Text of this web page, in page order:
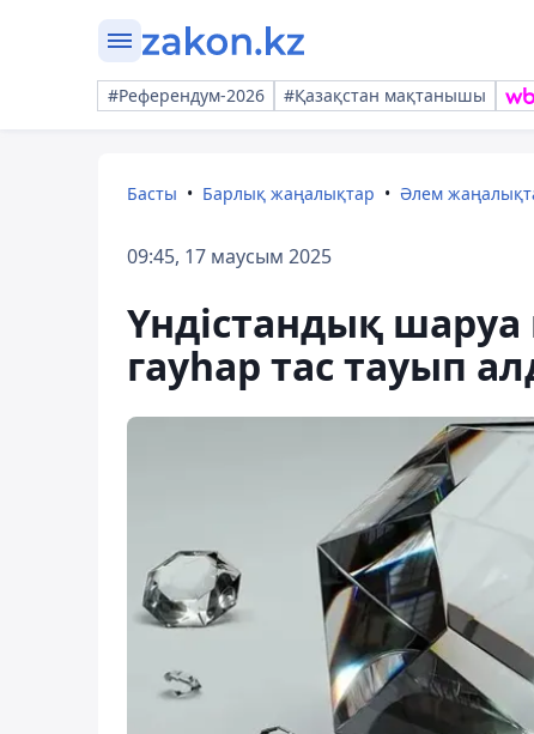
#Референдум-2026 #Қазақстан мақтанышы
Басты Барлық жаңалықтар Әлем
09:45, 17 маусым 2025
Үндістандық
гауһар тас тауып